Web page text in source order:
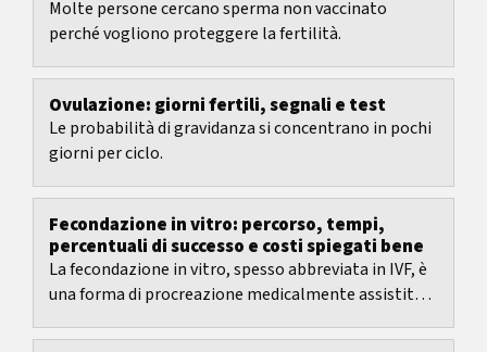
Molte persone cercano sperma non vaccinato
perché vogliono proteggere la fertilità.
Ovulazione: giorni fertili, segnali e test
Le probabilità di gravidanza si concentrano in pochi
giorni per ciclo.
Fecondazione in vitro: percorso, tempi,
percentuali di successo e costi spiegati bene
La fecondazione in vitro, spesso abbreviata in IVF, è
una forma di procreazione medicalmente assistita